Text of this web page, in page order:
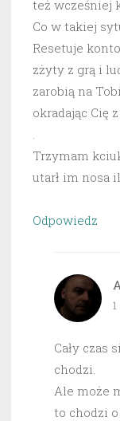
też wcześniej
Co w takiej
Resetuje
zżyty z grą i
zarobią na
okradając Cię
.
Trzymam
utarł im nosa
Odpowiedz
Cały czas
chodzi.
Ale może
to chodzi